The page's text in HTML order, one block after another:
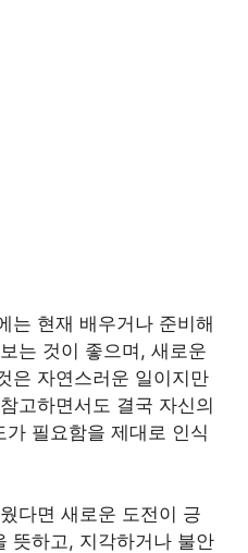
는 현재 배우거나 준비해
는 것이 좋으며, 새로운
은 자연스러운 일이지만
고하면서도 결국 자신의
필요함을 제대로 인식
다면 새로운 도전이 긍
뜻하고, 지각하거나 불안